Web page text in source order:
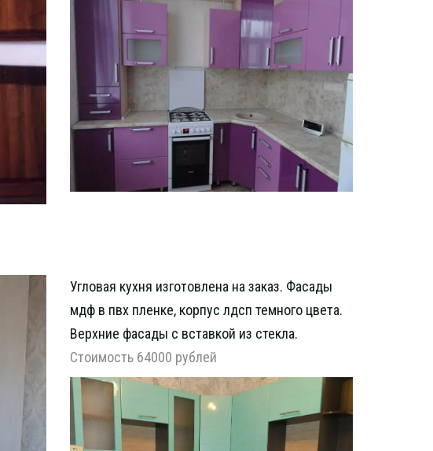
Угловая кухня изготовлена на заказ. Фасады
мдф в пвх пленке, корпус лдсп темного цвета.
Верхние фасады с вставкой из стекла.
Стоимость 64000 рублей